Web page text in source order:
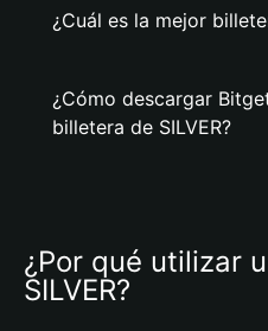
¿Cuál es la mejor
¿Cómo descargar
billetera de SILVER?
¿Por qué utilizar
SILVER?